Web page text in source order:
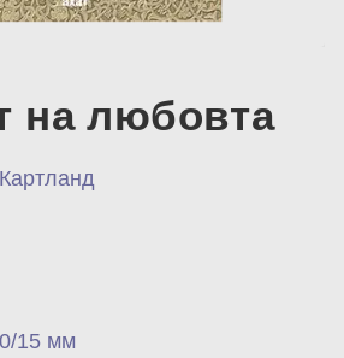
на любовта
15 мм